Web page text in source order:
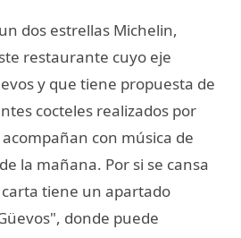
dos estrellas Michelin,
restaurante cuyo eje
y que tiene propuesta de
cocteles realizados por
acompañan con música de
la mañana. Por si se cansa
tiene un apartado
donde puede